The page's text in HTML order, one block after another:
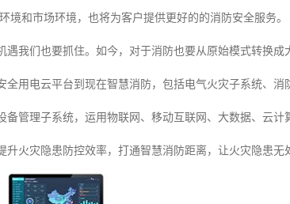
和市场环境，也将为客户提供更好的的消防安全服务。
我们也要抓住。如今，对于消防也要从原始模式转换成
用电云平台到现在智慧消防，包括电气火灾子系统、消
管理子系统，运用物联网、移动互联网、大数据、云计
火灾隐患防控效率，打通智慧消防距离，让火灾隐患无